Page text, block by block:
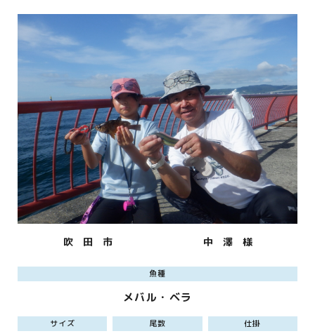
吹 田 市 中 澤 様
魚種
メバル・ベラ
サイズ
尾数
仕掛